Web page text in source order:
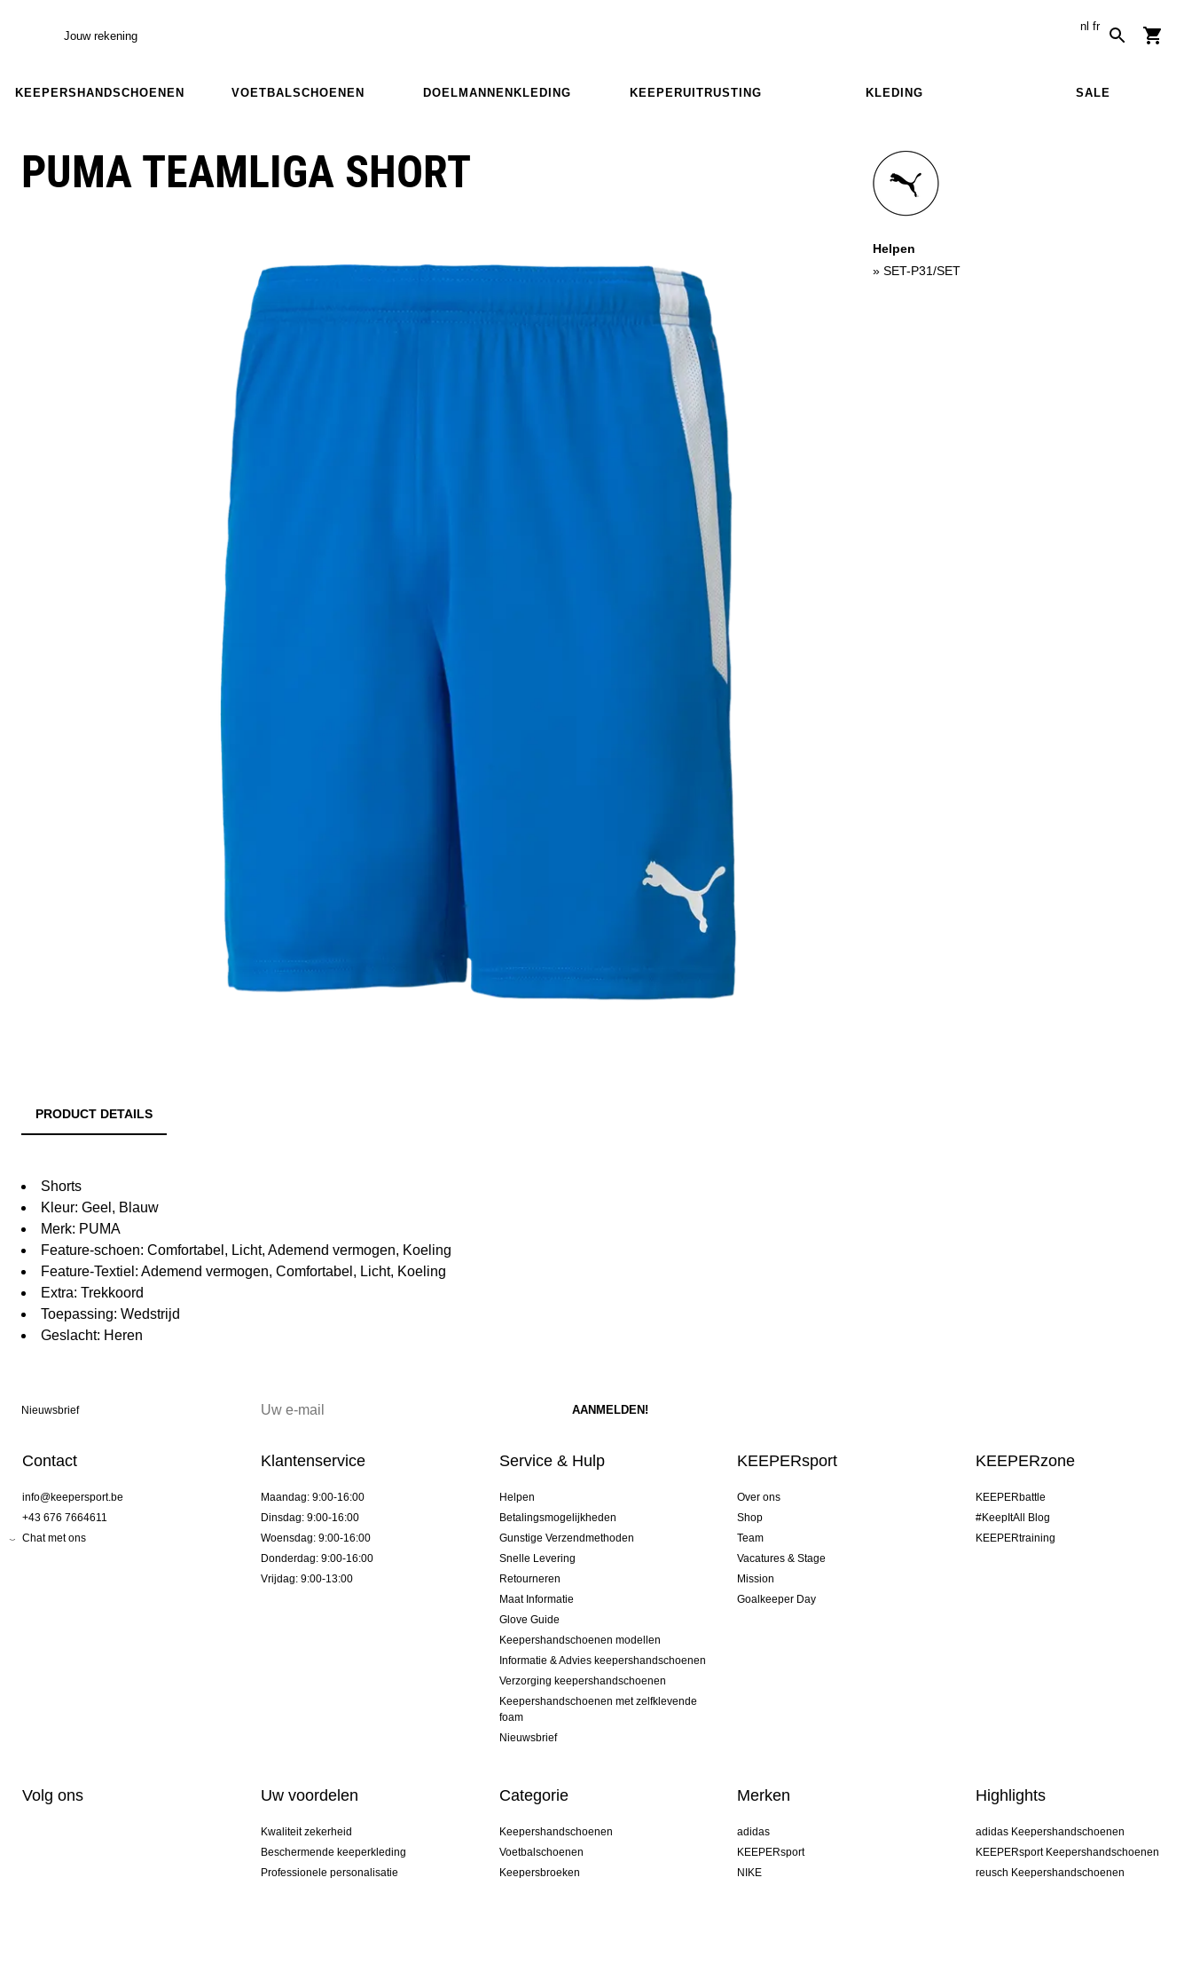
Jouw rekening
nl fr
KEEPERSHANDSCHOENEN VOETBALSCHOENEN DOELMANNENKLEDING KEEPERUITRUSTING KLEDING SALE
PUMA TEAMLIGA SHORT
Helpen
» SET-P31/SET
PRODUCT DETAILS
Shorts
Kleur: Geel, Blauw
Merk: PUMA
Feature-schoen: Comfortabel, Licht, Ademend vermogen, Koeling
Feature-Textiel: Ademend vermogen, Comfortabel, Licht, Koeling
Extra: Trekkoord
Toepassing: Wedstrijd
Geslacht: Heren
Nieuwsbrief
Contact
info@keepersport.be
+43 676 7664611
Chat met ons
Klantenservice
Maandag: 9:00-16:00
Dinsdag: 9:00-16:00
Woensdag: 9:00-16:00
Donderdag: 9:00-16:00
Vrijdag: 9:00-13:00
Service & Hulp
Helpen
Betalingsmogelijkheden
Gunstige Verzendmethoden
Snelle Levering
Retourneren
Maat Informatie
Glove Guide
Keepershandschoenen modellen
Informatie & Advies keepershandschoenen
Verzorging keepershandschoenen
Keepershandschoenen met zelfklevende
foam
Nieuwsbrief
KEEPERsport
Over ons
Shop
Team
Vacatures & Stage
Mission
Goalkeeper Day
KEEPERzone
KEEPERbattle
#KeepItAll Blog
KEEPERtraining
Volg ons Uw voordelen
Kwaliteit zekerheid
Beschermende keeperkleding
Professionele personalisatie
Categorie
Keepershandschoenen
Voetbalschoenen
Keepersbroeken
Merken
adidas
KEEPERsport
NIKE
Highlights
adidas Keepershandschoenen
KEEPERsport Keepershandschoenen
reusch Keepershandschoenen